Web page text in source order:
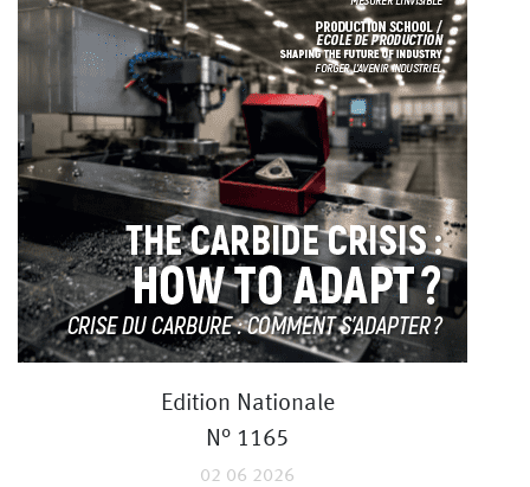
Edition Nationale
N° 1165
02 06 2026